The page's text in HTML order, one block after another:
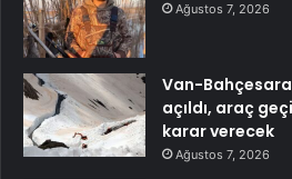
Ağustos 7, 2026
Van-
açıldı, araç
karar verecek
Ağustos 7, 2026